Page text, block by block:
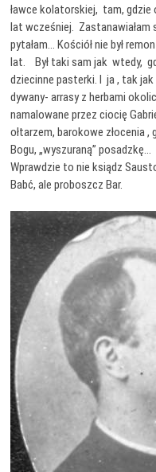
ławce kolatorskiej, tam, gdzie
lat wcześniej. Zastanawiałam
pytałam… Kościół nie był
lat. Był taki sam jak wtedy,
dziecinne pasterki. I ja , tak
dywany- arrasy z herbami
namalowane przez ciocię
ołtarzem, barokowe złocenia ,
Bogu, „wyszuraną” posadzkę…
Wprawdzie to nie ksiądz
Babć, ale proboszcz Bar.